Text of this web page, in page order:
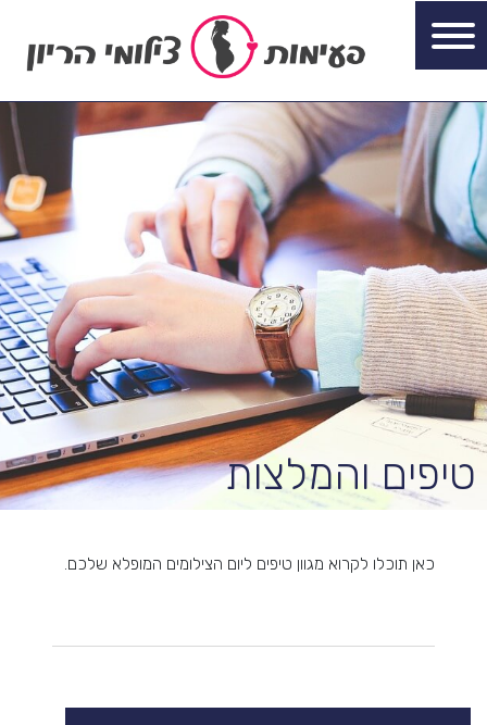
טיפים והמלצות
כאן תוכלו לקרוא מגוון טיפים ליום הצילומים המופלא שלכם.